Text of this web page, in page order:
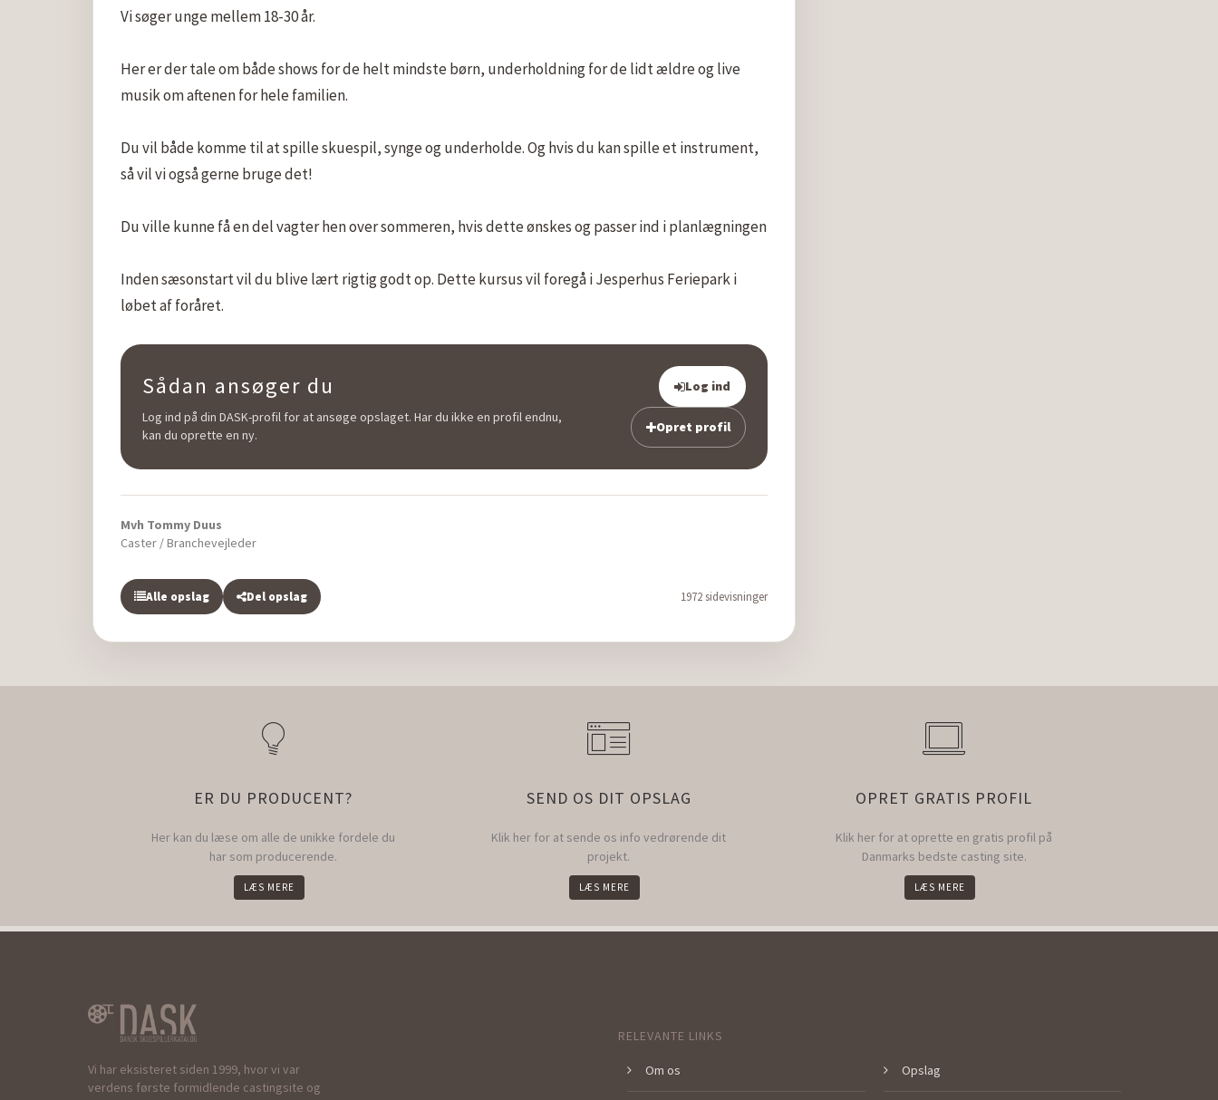
Vi søger unge mellem 18-30 år.
Her er der tale om både shows for de helt mindste børn, underholdning for de lidt ældre og live
musik om aftenen for hele familien.
Du vil både komme til at spille skuespil, synge og underholde. Og hvis du kan spille et instrument,
så vil vi også gerne bruge det!
Du ville kunne få en del vagter hen over sommeren, hvis dette ønskes og passer ind i planlægningen
Inden sæsonstart vil du blive lært rigtig godt op. Dette kursus vil foregå i Jesperhus Feriepark i
løbet af foråret.
Sådan ansøger du
Log ind på din DASK-profil for at ansøge opslaget. Har du ikke en profil endnu,
kan du oprette en ny.
Log ind
Opret profil
Mvh Tommy Duus
Caster / Branchevejleder
Alle opslag Del opslag 1972 sidevisninger
ER DU PRODUCENT?
Her kan du læse om alle de unikke fordele du
har som producerende.
LÆS MERE
SEND OS DIT OPSLAG
Klik her for at sende os info vedrørende dit
projekt.
LÆS MERE
OPRET GRATIS PROFIL
Klik her for at oprette en gratis profil på
Danmarks bedste casting site.
LÆS MERE
Vi har eksisteret siden 1999, hvor vi var
verdens første formidlende castingsite og
RELEVANTE LINKS
Om os Opslag